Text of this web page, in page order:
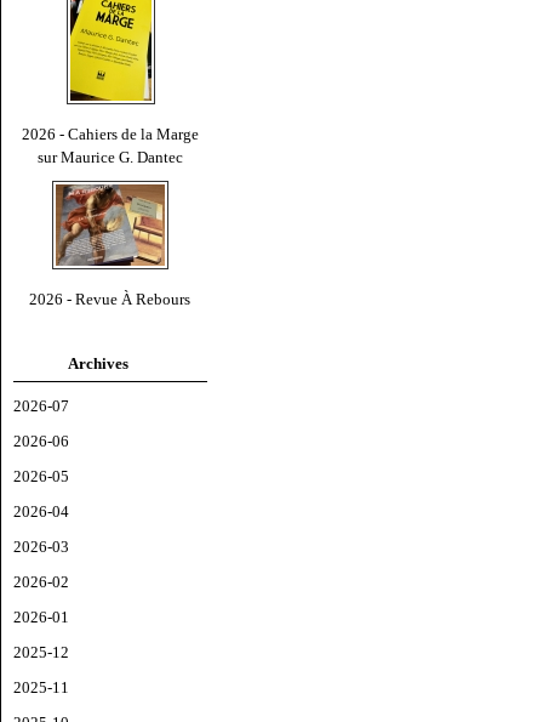
2026 - Cahiers de la Marge
sur Maurice G. Dantec
2026 - Revue À Rebours
Archives
2026-07
2026-06
2026-05
2026-04
2026-03
2026-02
2026-01
2025-12
2025-11